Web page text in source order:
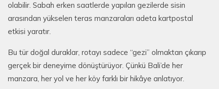
olabilir. Sabah erken saatlerde yapılan gezilerde sisin
arasından yükselen teras manzaraları adeta kartpostal
etkisi yaratır.
Bu tür doğal duraklar, rotayı sadece “gezi” olmaktan çıkarıp
gerçek bir deneyime dönüştürüyor. Çünkü Bali’de her
manzara, her yol ve her köy farklı bir hikâye anlatıyor.